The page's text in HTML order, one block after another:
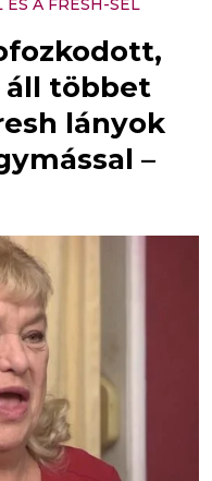
A FRESH-SEL
áll többet
lányok
–